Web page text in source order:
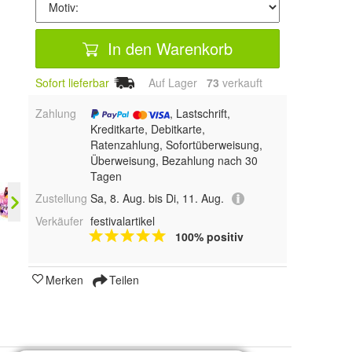
In den Warenkorb
Sofort lieferbar Auf Lager 73 verkauft
Zahlung
, Lastschrift,
Kreditkarte, Debitkarte,
Ratenzahlung, Sofortüberweisung,
Überweisung, Bezahlung nach 30
Tagen
Zustellung Sa, 8. Aug. bis Di, 11. Aug.
Verkäufer festivalartikel
100% positiv
Merken Teilen